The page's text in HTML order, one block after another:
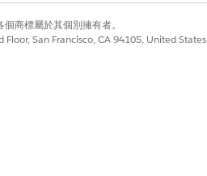
商標屬於其個別擁有者。
San Francisco, CA 94105, United States